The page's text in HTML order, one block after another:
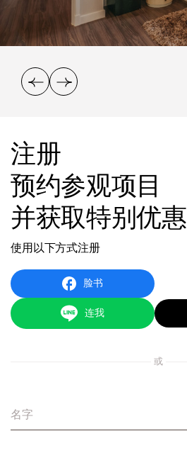
注册
预约参观项目
并获取特别优惠
使用以下方式注册
脸书
连我
或
名字